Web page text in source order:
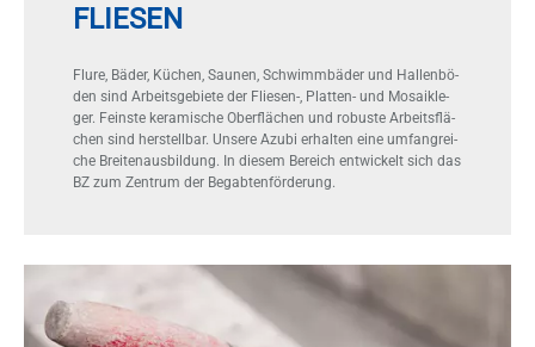
FLIESEN
Flu­re, Bä­der, Kü­chen, Sau­nen, Schwimm­bä­der und Hal­len­bö­
den sind Ar­beits­ge­bie­te der Flie­sen-, Plat­ten- und Mo­sa­ik­le­
ger. Feins­te ke­ra­mi­sche Ober­flä­chen und ro­bus­te Ar­beits­flä­
chen sind her­stell­bar. Un­se­re Azu­bi er­hal­ten eine um­fang­rei­
che Brei­ten­aus­bil­dung. In die­sem Be­reich ent­wi­ckelt sich das
BZ zum Zen­trum der Be­gab­ten­för­de­rung.